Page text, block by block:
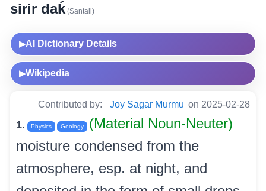
sirir daḱ(Santali)
▶AI Dictionary Details
▶Wikipedia
Contributed by: Joy Sagar Murmu on 2025-02-28
1. Physics Geology
(Material Noun-Neuter)
moisture condensed from the
atmosphere, esp. at night, and